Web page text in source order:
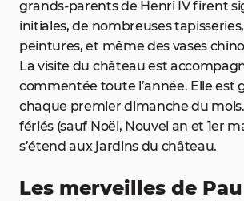
grands-parents de Henri IV firent
initiales, de nombreuses
peintures, et même des vases
La visite du château est
commentée toute l’année. Elle est
chaque premier dimanche du
fériés (sauf Noël, Nouvel an et 1er
s’étend aux jardins du château.
Les merveilles de Pau